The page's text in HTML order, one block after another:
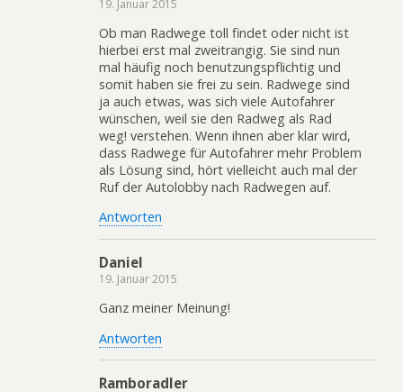
19. Januar 2015
Ob man Radwege toll findet oder nicht ist
hierbei erst mal zweitrangig. Sie sind nun
mal häufig noch benutzungspflichtig und
somit haben sie frei zu sein. Radwege sind
ja auch etwas, was sich viele Autofahrer
wünschen, weil sie den Radweg als Rad
weg! verstehen. Wenn ihnen aber klar wird,
dass Radwege für Autofahrer mehr Problem
als Lösung sind, hört vielleicht auch mal der
Ruf der Autolobby nach Radwegen auf.
Antworten
Daniel
19. Januar 2015
Ganz meiner Meinung!
Antworten
Ramboradler